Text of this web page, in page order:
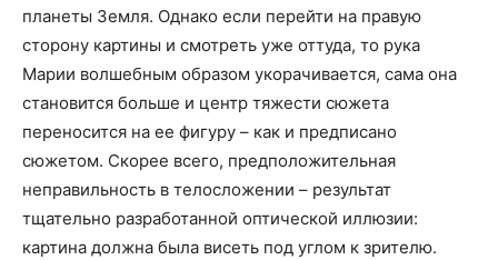
планеты Земля. Однако если перейти на правую
сторону картины и смотреть уже оттуда, то рука
Марии волшебным образом укорачивается, сама она
становится больше и центр тяжести сюжета
переносится на ее фигуру – как и предписано
сюжетом. Скорее всего, предположительная
неправильность в телосложении – результат
тщательно разработанной оптической иллюзии:
картина должна была висеть под углом к зрителю.